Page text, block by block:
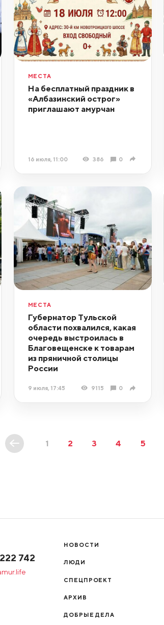
МЕСТА
На бесплатный праздник в
«Албазинский острог»
приглашают амурчан
16 июля, 11:00 386 0
МЕСТА
Губернатор Тульской
области похвалился, какая
очередь выстроилась в
Благовещенске к товарам
из пряничной столицы
России
9 июля, 17:45 9115 0
1 2 3 4 5
222 742
НОВОСТИ
ЛЮДИ
СПЕЦПРОЕКТ
АРХИВ
ДОБРЫЕ ДЕЛА